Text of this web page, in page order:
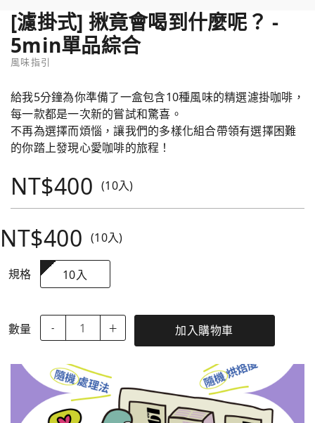
[濾掛式] 揪竟會喝到什麼呢？ -
5min單品綜合
風味指引
給我5分鐘為你準備了一盒包含10種風味的精選濾掛咖啡，
每一款都是一次新的嘗試和驚喜。
不再為選擇而煩惱，讓我們的多樣化組合帶領有選擇困難
的你踏上發現心愛咖啡的旅程！
NT$400 (10入)
NT$400 (10入)
規格 10入
數量 - ＋ 加入購物車